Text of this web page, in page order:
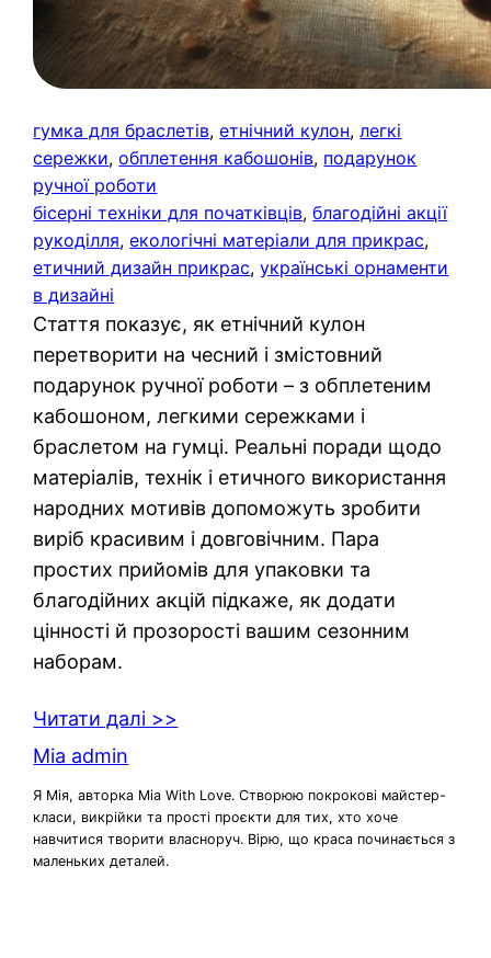
гумка для браслетів, етнічний кулон, легкі
сережки, обплетення кабошонів, подарунок
ручної роботи
бісерні техніки для початківців, благодійні акції
рукоділля, екологічні матеріали для прикрас
етичний дизайн прикрас, українські орнаменти
в дизайні
Стаття показує, як етнічний кулон
перетворити на чесний і змістовний
подарунок ручної роботи – з обплетеним
кабошоном, легкими сережками і
браслетом на гумці. Реальні поради щодо
матеріалів, технік і етичного використання
народних мотивів допоможуть зробити
виріб красивим і довговічним. Пара
простих прийомів для упаковки та
благодійних акцій підкаже, як додати
цінності й прозорості вашим сезонним
наборам.
Читати далі >>
Mia admin
Я Мія, авторка Mia With Love. Створюю покрокові майстер-
класи, викрійки та прості проєкти для тих, хто хоче
навчитися творити власноруч. Вірю, що краса починається з
маленьких деталей.